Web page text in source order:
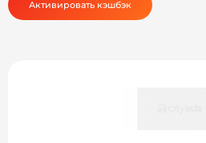
Активировать кэшбэк